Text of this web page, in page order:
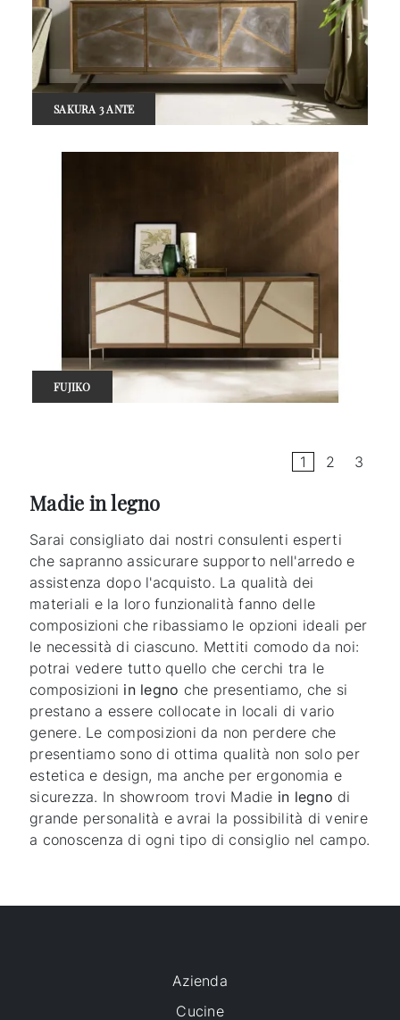
SAKURA 3 ANTE
FUJIKO
1 2 3
Madie in legno
Sarai consigliato dai nostri consulenti esperti
che sapranno assicurare supporto nell'arredo e
assistenza dopo l'acquisto. La qualità dei
materiali e la loro funzionalità fanno delle
composizioni che ribassiamo le opzioni ideali per
le necessità di ciascuno. Mettiti comodo da noi:
potrai vedere tutto quello che cerchi tra le
composizioni in legno che presentiamo, che si
prestano a essere collocate in locali di vario
genere. Le composizioni da non perdere che
presentiamo sono di ottima qualità non solo per
estetica e design, ma anche per ergonomia e
sicurezza. In showroom trovi Madie in legno di
grande personalità e avrai la possibilità di venire
a conoscenza di ogni tipo di consiglio nel campo.
Azienda
Cucine